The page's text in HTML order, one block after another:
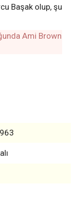
Başak olup, şu